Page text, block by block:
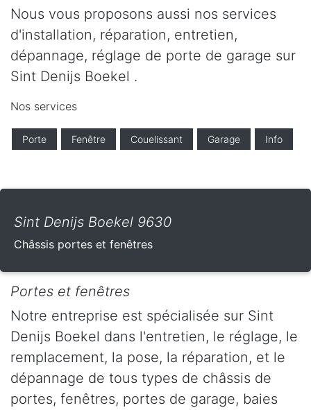
Nous vous proposons aussi nos services
d'installation, réparation, entretien,
dépannage, réglage de porte de garage sur
Sint Denijs Boekel .
Nos services
Porte Fenêtre Couelissant Garage Info
Sint Denijs Boekel 9630
Châssis portes et fenêtres
Portes et fenêtres
Notre entreprise est spécialisée sur Sint
Denijs Boekel dans l'entretien, le réglage, le
remplacement, la pose, la réparation, et le
dépannage de tous types de châssis de
portes, fenêtres, portes de garage, baies